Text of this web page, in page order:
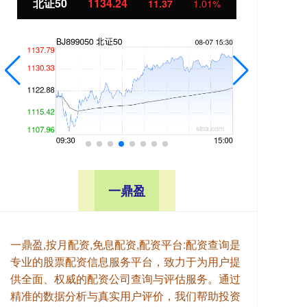
11.37 1.01%
一鼎盈
一鼎盈,按月配资,免息配资,配资平台:配资查询是
专业的股票配资信息服务平台，致力于为用户提
供全面、权威的配资公司查询与评估服务。通过
精准的数据分析与真实用户评价，我们帮助投资